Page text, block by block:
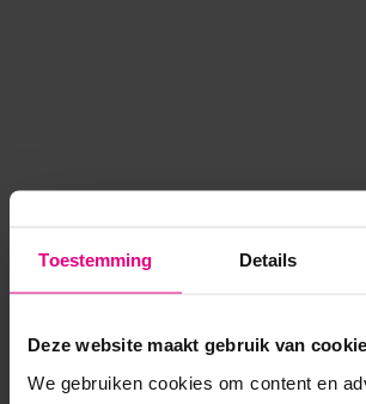
Toestemming Details
Deze website maakt gebruik van
We gebruiken cookies om content en